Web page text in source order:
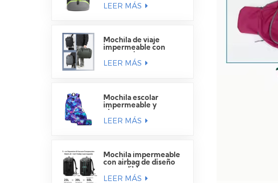
LEER MÁS
Mochila de viaje
impermeable con
portátil
LEER MÁS
Mochila escolar
impermeable y
estudiantes.
LEER MÁS
Mochila impermeable
con airbag de diseño
LEER MÁS